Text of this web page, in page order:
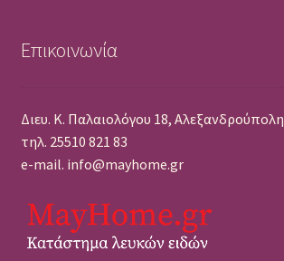
Επικοινωνία
Διευ. Κ. Παλαιολόγου 18, Αλεξανδρούπολη
τηλ. 25510 821 83
e-mail. info@mayhome.gr